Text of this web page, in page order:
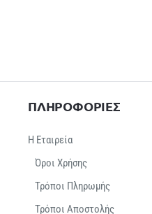
ΠΛΗΡΟΦΟΡΙΕΣ
Η Εταιρεία
Όροι Χρήσης
Τρόποι Πληρωμής
Τρόποι Αποστολής